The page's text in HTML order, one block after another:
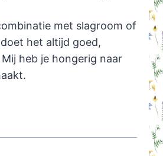
met slagroom of
het altijd goed,
heb je hongerig naar